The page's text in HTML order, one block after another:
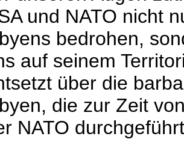
und NATO nicht
bedrohen,
auf seinem
über die
die zur Zeit
NATO